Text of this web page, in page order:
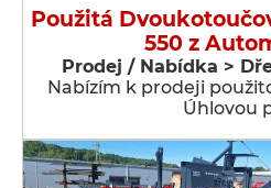
Použitá
550 z
Prodej / Nabídka >
Nabízím k prodeji
Úhlovou